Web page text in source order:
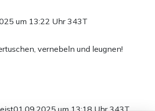
um 13:22 Uhr343T
vernebeln und leugnen!